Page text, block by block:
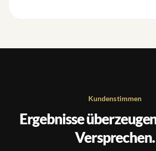
Kundenstimmen
Ergebnisse
Versprechen.